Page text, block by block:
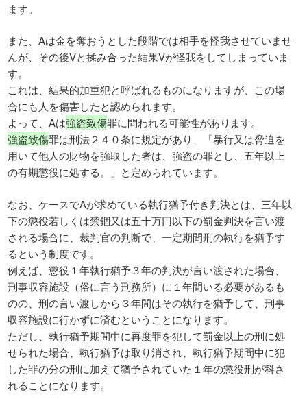
ます。
また、Aは金を奪おうとした段階では相手を怪我させていませ
んが、その後Vと揉み合った結果Vが怪我をしてしまっていま
す。
これは、結果的加重犯と呼ばれるものになりますが、この場
合にも人を傷害したと認められます。
よって、Aは強盗致傷罪に問われる可能性があります。
強盗致傷罪は刑法２４０条に規定があり、「暴行又は脅迫を
用いて他人の財物を強取した者は、強盗の罪とし、五年以上
の有期懲役に処する。」と定められています。
なお、ケースでAが求めている執行猶予付き判決とは、三年以
下の懲役若しくは禁錮又は五十万円以下の罰金判決を言い渡
される場合に、裁判官の判断で、一定期間刑の執行を猶予す
るという制度です。
例えば、懲役１年執行猶予３年の判決が言い渡された場合、
刑事収容施設（俗に言う刑務所）に１年間いる必要があるも
のの、刑の言い渡しから３年間はその執行を猶予して、刑事
収容施設に行かずに済むということになります。
ただし、執行猶予期間中に再度罪を犯して罰金以上の刑に処
せられた場合、執行猶予は取り消され、執行猶予期間中に犯
した罪の分の刑に加えて猶予されていた１年の懲役刑が科さ
れることになります。